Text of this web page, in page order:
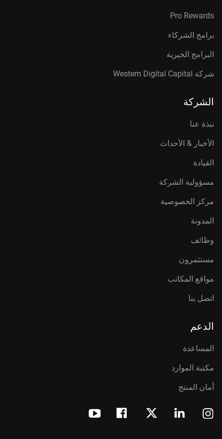
Pro Rewards
برامج الشركاء
البرامج الخيرية
شركة Western Digital Capital
الشركة
نبذة عنا
الأخبار & الأحداث
القيادة
مسؤولية الشركة
مركز الخصوصية
المدونة
وظائف
مستثمرون
مواقع المكاتب
اتصل بنا
الدعم
المساعدة
مكتبة الموارد
أمان المنتج